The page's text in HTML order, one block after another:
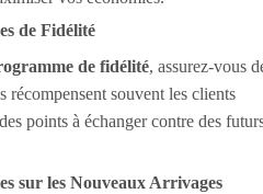
de Fidélité
de fidélité, assurez-vous
récompensent souvent les clients
points à échanger contre des
sur les Nouveaux Arrivages